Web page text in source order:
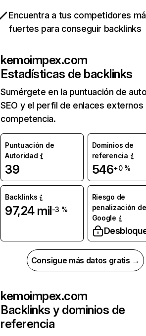
Encuentra a tus competidores
fuertes para conseguir backlinks
kemoimpex.com
Estadísticas de backlinks
Sumérgete en la puntuación de
SEO y el perfil de enlaces externos
competencia.
Puntuación de
Autoridad
39
Dominios de
referencia
546+0 %
Backlinks
97,24 mil-3 %
Riesgo de
penalización de
Google
Consigue más datos gratis →
kemoimpex.com
Backlinks y dominios de
referencia